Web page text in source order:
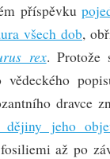
příspěvku
všech dob,
rex. Protože
dravce
dějiny jeho
až po